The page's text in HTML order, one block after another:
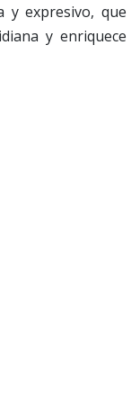
y expresivo, que
y enriquece